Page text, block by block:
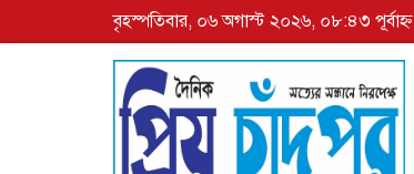
বৃহস্পতিবার, ০৬ অগাস্ট ২০২৬, ০৮:৪৩ পূর্বাহ্ন